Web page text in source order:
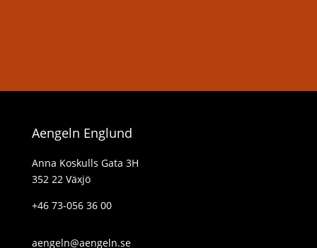
Aengeln Englund
Anna Koskulls Gata 3H
352 22 Växjö
+46 73-056 36 00
aengeln@aengeln.se